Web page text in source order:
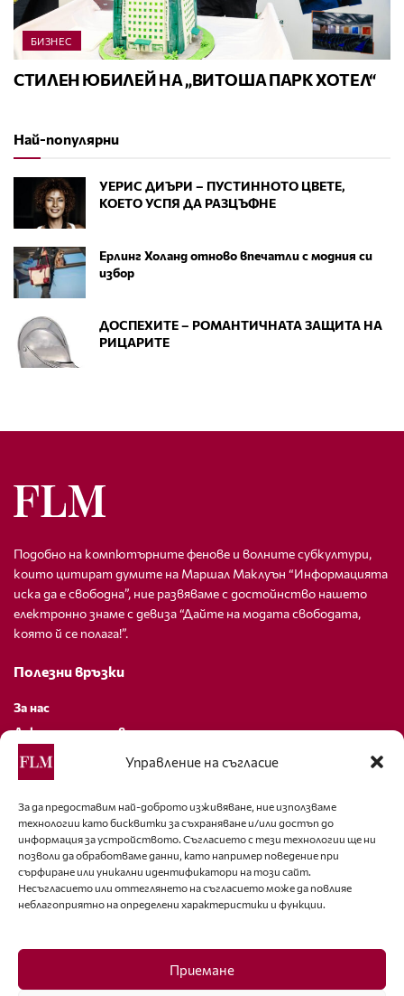
Управление на съгласие
За да предоставим най-доброто изживяване, ние използваме
технологии като бисквитки за съхраняване и/или достъп до
информация за устройството. Съгласието с тези технологии ще ни
позволи да обработваме данни, като например поведение при
сърфиране или уникални идентификатори на този сайт.
Несъгласието или оттеглянето на съгласието може да повлияе
неблагоприятно на определени характеристики и функции.
Приемане
БИЗНЕС
СТИЛЕН ЮБИЛЕЙ НА „ВИТОША ПАРК ХОТЕЛ“
Най-популярни
УЕРИС ДИЪРИ – ПУСТИННОТО ЦВЕТЕ,
КОЕТО УСПЯ ДА РАЗЦЪФНЕ
Ерлинг Холанд отново впечатли с модния си
избор
ДОСПЕХИТЕ – РОМАНТИЧНАТА ЗАЩИТА НА
РИЦАРИТЕ
Подобно на компютърните фенове и волните субкултури,
които цитират думите на Маршал Маклуън “Информацията
иска да е свободна”, ние развяваме с достойнство нашето
електронно знаме с девиза “Дайте на модата свободата,
която й се полага!”.
Полезни връзки
За нас
Декларация за поверителност
Политика за бисквитки
За контакти
editor@fashion-lifestyle.net
+359 88 227 33 47
Последвайте ни
Facebook